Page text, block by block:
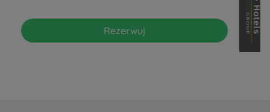
Rezerwuj